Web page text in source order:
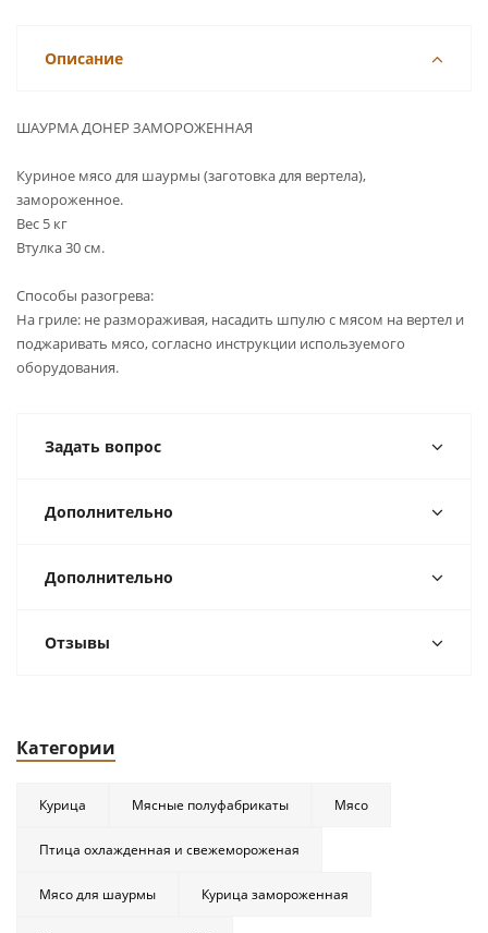
Описание
ШАУРМА ДОНЕР ЗАМОРОЖЕННАЯ
Куриное мясо для шаурмы (заготовка для вертела),
замороженное.
Вес 5 кг
Втулка 30 см.
Способы разогрева:
На гриле: не размораживая, насадить шпулю с мясом на вертел и
поджаривать мясо, согласно инструкции используемого
оборудования.
Задать вопрос
Дополнительно
Дополнительно
Отзывы
Категории
Курица Мясные полуфабрикаты Мясо
Птица охлажденная и свежемороженая
Мясо для шаурмы Курица замороженная